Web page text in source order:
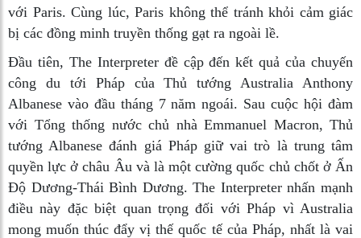
với Paris. Cùng lúc, Paris không thể tránh khỏi cảm giác
bị các đồng minh truyền thống gạt ra ngoài lề.
Đầu tiên, The Interpreter đề cập đến kết quả của chuyến
công du tới Pháp của Thủ tướng Australia Anthony
Albanese vào đầu tháng 7 năm ngoái. Sau cuộc hội đàm
với Tổng thống nước chủ nhà Emmanuel Macron, Thủ
tướng Albanese đánh giá Pháp giữ vai trò là trung tâm
quyền lực ở châu Âu và là một cường quốc chủ chốt ở Ấn
Độ Dương-Thái Bình Dương. The Interpreter nhấn mạnh
điều này đặc biệt quan trọng đối với Pháp vì Australia
mong muốn thúc đẩy vị thế quốc tế của Pháp, nhất là vai